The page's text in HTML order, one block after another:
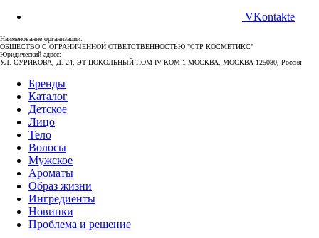
VKontakte
Наименование организации:
ОБЩЕСТВО С ОГРАНИЧЕННОЙ ОТВЕТСТВЕННОСТЬЮ "СТР КОСМЕТИКС"
Юридический адрес:
УЛ. СУРИКОВА, Д. 24, ЭТ ЦОКОЛЬНЫЙ ПОМ IV КОМ 1 МОСКВА, МОСКВА 125080, Россия
Бренды
Каталог
Детское
Лицо
Тело
Волосы
Мужское
Ароматы
Образ жизни
Ингредиенты
Новинки
Проблема и решение